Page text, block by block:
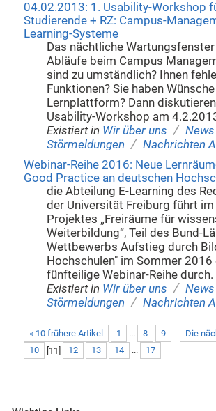
04.02.2013: 1. Usability-Workshop
Studierende + RZ: Campus-
Learning-Systeme
Das nächtliche
Abläufe beim Campus
sind zu umständlich? Ihnen
Funktionen? Sie haben
Lernplattform? Dann
Usability-Workshop am
Existiert in Wir über uns / News
Störmeldungen / Nachrichten
Webinar-Reihe 2016: Neue
Good Practice an deutschen
die Abteilung E-Learning des
der Universität Freiburg führt im
Projektes „Freiräume für
Weiterbildung“, Teil des Bund-
Wettbewerbs Aufstieg durch
Hochschulen" im Sommer 2016
fünfteilige Webinar-Reihe durch.
Existiert in Wir über uns / News
Störmeldungen / Nachrichten
« 10 frühere Artikel Die
1 ... 8
9
10
[11] 12 13 14 ... 17